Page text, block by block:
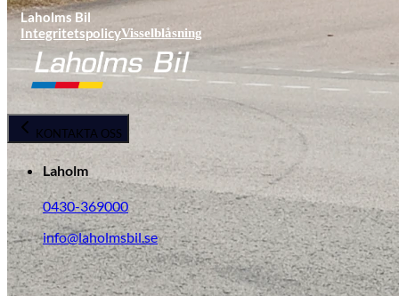
Laholms Bil
IntegritetspolicyVisselblåsning
KONTAKTA OSS
Laholm
0430-369000
info@laholmsbil.se